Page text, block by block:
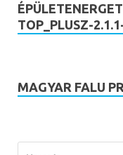
TOP_PLUSZ-
MAGYAR FALU